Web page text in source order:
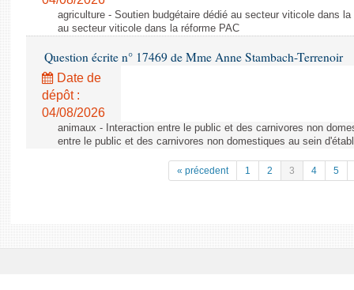
agriculture - Soutien budgétaire dédié au secteur viticole dans
au secteur viticole dans la réforme PAC
Question écrite n° 17469 de Mme Anne Stambach-Terrenoir
Date de
dépôt :
04/08/2026
animaux - Interaction entre le public et des carnivores non
entre le public et des carnivores non domestiques au sein
« précedent 1 2 3 4 5